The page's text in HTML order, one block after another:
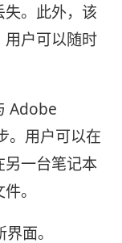
。此外，该
用户可以随时
Adobe
。用户可以在
一台笔记本
。
面。